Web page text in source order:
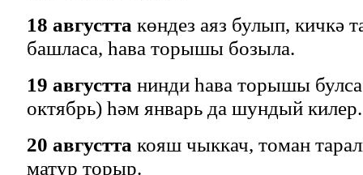
18 августта көндез аяз булып, кичкә
башласа, һава торышы бозыла.
19 августта нинди һава торышы
октябрь) һәм январь да шундый килер.
20 августта кояш чыккач, томан
матур торыр.